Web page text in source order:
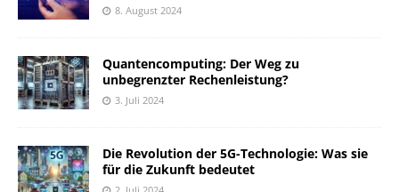
8. August 2024
Quantencomputing: Der Weg zu
unbegrenzter Rechenleistung?
3. Juli 2024
Die Revolution der 5G-Technologie: Was sie
für die Zukunft bedeutet